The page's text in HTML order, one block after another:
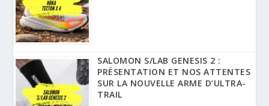
SALOMON S/LAB GENESIS 2 :
PRÉSENTATION ET NOS ATTENTES
SUR LA NOUVELLE ARME D’ULTRA-
TRAIL